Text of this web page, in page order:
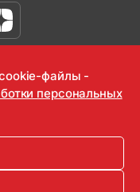
Яндекс Дзен
файлы -
персональных